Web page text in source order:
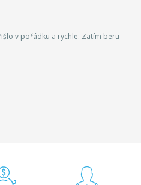
v pořádku a rychle. Zatím beru